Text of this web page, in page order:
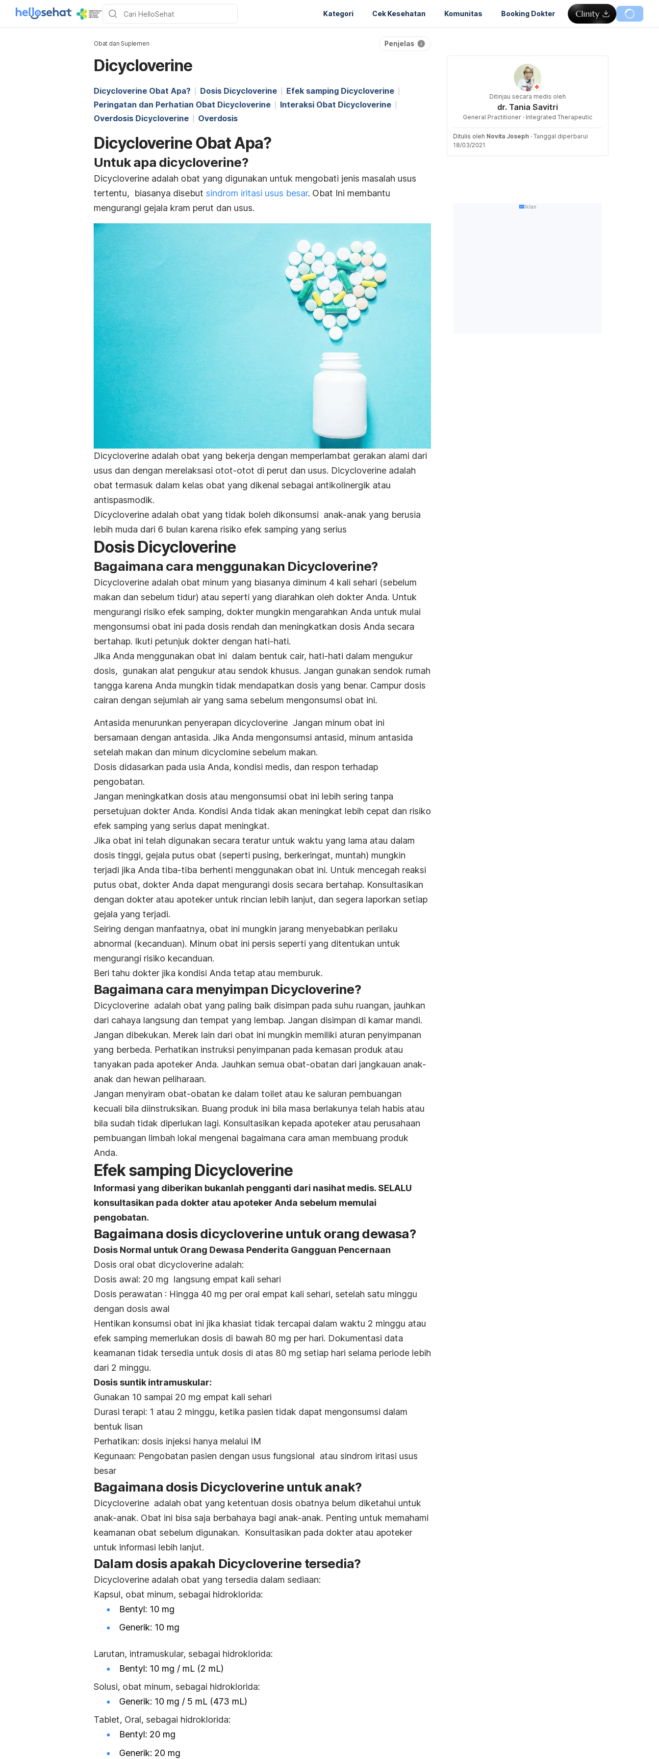
Kategori Cek Kesehatan Komunitas Booking Dokter
Obat dan Suplemen Penjelas
Dicycloverine
Dicycloverine Obat Apa? Dosis Dicycloverine
Efek samping Dicycloverine
Peringatan dan Perhatian Obat Dicycloverine
Interaksi Obat Dicycloverine
Overdosis Dicycloverine
Overdosis
Dicycloverine Obat Apa?
Untuk apa dicycloverine?
Dicycloverine adalah obat yang digunakan untuk mengobati jenis masalah usus
tertentu, biasanya disebut sindrom iritasi usus besar. Obat Ini membantu
mengurangi gejala kram perut dan usus.
Dicycloverine adalah obat yang bekerja dengan memperlambat gerakan alami dari
usus dan dengan merelaksasi otot-otot di perut dan usus. Dicycloverine adalah
obat termasuk dalam kelas obat yang dikenal sebagai antikolinergik atau
antispasmodik.
Dicycloverine adalah obat yang tidak boleh dikonsumsi anak-anak yang berusia
lebih muda dari 6 bulan karena risiko efek samping yang serius
Dosis Dicycloverine
Bagaimana cara menggunakan Dicycloverine?
Dicycloverine adalah obat minum yang biasanya diminum 4 kali sehari (sebelum
makan dan sebelum tidur) atau seperti yang diarahkan oleh dokter Anda. Untuk
mengurangi risiko efek samping, dokter mungkin mengarahkan Anda untuk mulai
mengonsumsi obat ini pada dosis rendah dan meningkatkan dosis Anda secara
bertahap. Ikuti petunjuk dokter dengan hati-hati.
Jika Anda menggunakan obat ini dalam bentuk cair, hati-hati dalam mengukur
dosis, gunakan alat pengukur atau sendok khusus. Jangan gunakan sendok rumah
tangga karena Anda mungkin tidak mendapatkan dosis yang benar. Campur dosis
cairan dengan sejumlah air yang sama sebelum mengonsumsi obat ini.
Antasida menurunkan penyerapan dicycloverine Jangan minum obat ini
bersamaan dengan antasida. Jika Anda mengonsumsi antasid, minum antasida
setelah makan dan minum dicyclomine sebelum makan.
Dosis didasarkan pada usia Anda, kondisi medis, dan respon terhadap
pengobatan.
Jangan meningkatkan dosis atau mengonsumsi obat ini lebih sering tanpa
persetujuan dokter Anda. Kondisi Anda tidak akan meningkat lebih cepat dan risiko
efek samping yang serius dapat meningkat.
Jika obat ini telah digunakan secara teratur untuk waktu yang lama atau dalam
dosis tinggi, gejala putus obat (seperti pusing, berkeringat, muntah) mungkin
terjadi jika Anda tiba-tiba berhenti menggunakan obat ini. Untuk mencegah reaksi
putus obat, dokter Anda dapat mengurangi dosis secara bertahap. Konsultasikan
dengan dokter atau apoteker untuk rincian lebih lanjut, dan segera laporkan setiap
gejala yang terjadi.
Seiring dengan manfaatnya, obat ini mungkin jarang menyebabkan perilaku
abnormal (kecanduan). Minum obat ini persis seperti yang ditentukan untuk
mengurangi risiko kecanduan.
Beri tahu dokter jika kondisi Anda tetap atau memburuk.
Bagaimana cara menyimpan Dicycloverine?
Dicycloverine adalah obat yang paling baik disimpan pada suhu ruangan, jauhkan
dari cahaya langsung dan tempat yang lembap. Jangan disimpan di kamar mandi.
Jangan dibekukan. Merek lain dari obat ini mungkin memiliki aturan penyimpanan
yang berbeda. Perhatikan instruksi penyimpanan pada kemasan produk atau
tanyakan pada apoteker Anda. Jauhkan semua obat-obatan dari jangkauan anak-
anak dan hewan peliharaan.
Jangan menyiram obat-obatan ke dalam toilet atau ke saluran pembuangan
kecuali bila diinstruksikan. Buang produk ini bila masa berlakunya telah habis atau
bila sudah tidak diperlukan lagi. Konsultasikan kepada apoteker atau perusahaan
pembuangan limbah lokal mengenai bagaimana cara aman membuang produk
Anda.
Efek samping Dicycloverine
Informasi yang diberikan bukanlah pengganti dari nasihat medis. SELALU
konsultasikan pada dokter atau apoteker Anda sebelum memulai
pengobatan.
Bagaimana dosis dicycloverine untuk orang dewasa?
Dosis Normal untuk Orang Dewasa Penderita Gangguan Pencernaan
Dosis oral obat dicycloverine adalah:
Dosis awal: 20 mg langsung empat kali sehari
Dosis perawatan : Hingga 40 mg per oral empat kali sehari, setelah satu minggu
dengan dosis awal
Hentikan konsumsi obat ini jika khasiat tidak tercapai dalam waktu 2 minggu atau
efek samping memerlukan dosis di bawah 80 mg per hari. Dokumentasi data
keamanan tidak tersedia untuk dosis di atas 80 mg setiap hari selama periode lebih
dari 2 minggu.
Dosis suntik intramuskular:
Gunakan 10 sampai 20 mg empat kali sehari
Durasi terapi: 1 atau 2 minggu, ketika pasien tidak dapat mengonsumsi dalam
bentuk lisan
Perhatikan: dosis injeksi hanya melalui IM
Kegunaan: Pengobatan pasien dengan usus fungsional atau sindrom iritasi usus
besar
Bagaimana dosis Dicycloverine untuk anak?
Dicycloverine adalah obat yang ketentuan dosis obatnya belum diketahui untuk
anak-anak. Obat ini bisa saja berbahaya bagi anak-anak. Penting untuk memahami
keamanan obat sebelum digunakan. Konsultasikan pada dokter atau apoteker
untuk informasi lebih lanjut.
Dalam dosis apakah Dicycloverine tersedia?
Dicycloverine adalah obat yang tersedia dalam sediaan:
Kapsul, obat minum, sebagai hidroklorida:
Bentyl: 10 mg
Generik: 10 mg
Larutan, intramuskular, sebagai hidroklorida:
Bentyl: 10 mg / mL (2 mL)
Solusi, obat minum, sebagai hidroklorida:
Generik: 10 mg / 5 mL (473 mL)
Tablet, Oral, sebagai hidroklorida:
Bentyl: 20 mg
Generik: 20 mg
Ditinjau secara medis oleh
dr. Tania Savitri
General Practitioner · Integrated Therapeutic
Ditulis oleh Novita Joseph · Tanggal diperbarui
18/03/2021
Iklan